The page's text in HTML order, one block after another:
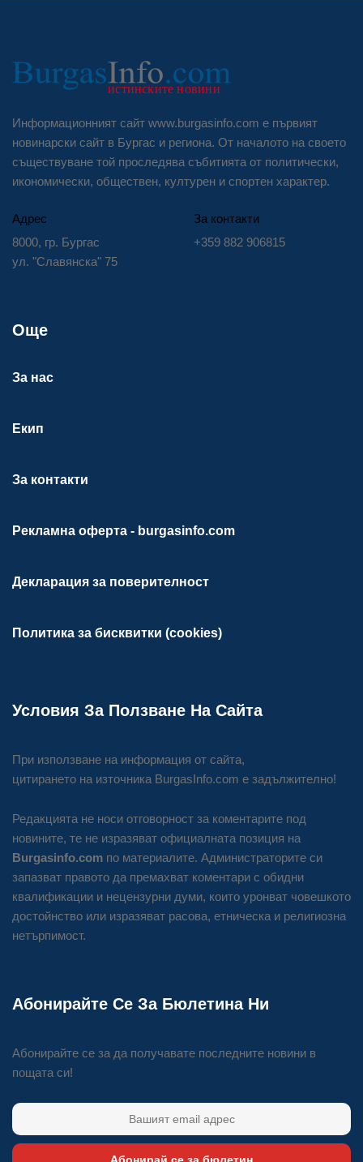
Информационният сайт www.burgasinfo.com е първият
новинарски сайт в Бургас и региона. От началото на своето
съществуване той проследява събитията от политически,
икономически, обществен, културен и спортен характер.
Адрес
8000, гр. Бургас
ул. "Славянска" 75
За контакти
+359 882 906815
Още
За нас
Екип
За контакти
Рекламна оферта - burgasinfo.com
Декларация за поверителност
Политика за бисквитки (cookies)
Условия За Ползване На Сайта
При използване на информация от сайта,
цитирането на източника BurgasInfo.com е задължително!
Редакцията не носи отговорност за коментарите под
новините, те не изразяват официалната позиция на
Burgasinfo.com по материалите. Администраторите си
запазват правото да премахват коментари с обидни
квалификации и нецензурни думи, които уронват човешкото
достойнство или изразяват расова, етническа и религиозна
нетърпимост.
Абонирайте Се За Бюлетина Ни
Абонирайте се за да получавате последните новини в
пощата си!
Абонирай се за бюлетин